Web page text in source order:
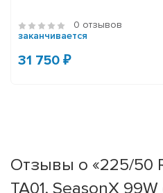
0 отзывов
заканчивается
31 750 ₽
Отзывы о «225/50
TA01, SeasonX